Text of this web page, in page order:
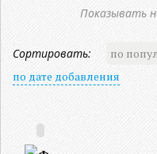
Показывать
Сортировать: по
по дате добавления